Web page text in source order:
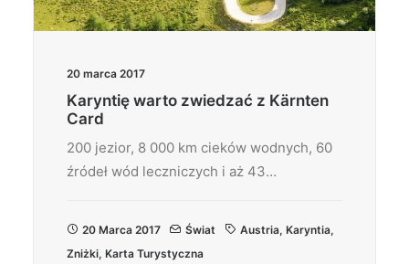
20 marca 2017
Karyntię warto zwiedzać z Kärnten
Card
200 jezior, 8 000 km cieków wodnych, 60
źródeł wód leczniczych i aż 43…
20 Marca 2017 Świat Austria, Karyntia,
Zniżki, Karta Turystyczna